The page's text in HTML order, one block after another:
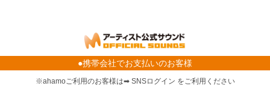
●携帯会社でお支払いのお客様
※ahamoご利用のお客様は➡ SNSログイン をご利用ください